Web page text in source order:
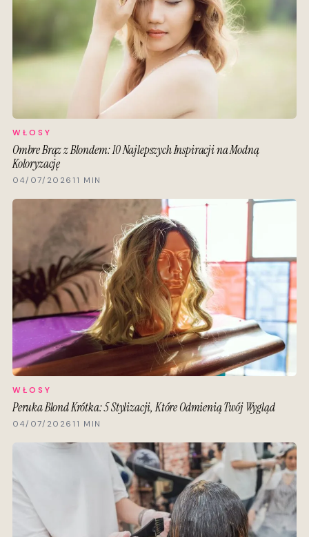
WŁOSY
Ombre Brąz z Blondem: 10 Najlepszych Inspiracji na Modną
Koloryzację
04/07/2026 11 MIN
WŁOSY
Peruka Blond Krótka: 5 Stylizacji, Które Odmienią Twój Wygląd
04/07/2026 11 MIN